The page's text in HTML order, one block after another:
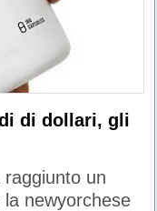
di dollari, gli
raggiunto un
newyorchese